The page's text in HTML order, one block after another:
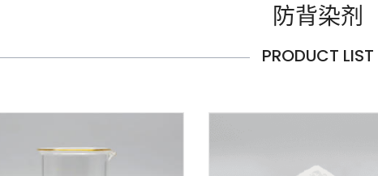
防背染剂
PRODUCT LIST